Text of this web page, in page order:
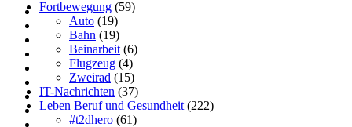
Fortbewegung (59)
Auto (19)
Bahn (19)
Beinarbeit (6)
Flugzeug (4)
Zweirad (15)
IT-Nachrichten (37)
Leben Beruf und Gesundheit (222)
#t2dhero (61)